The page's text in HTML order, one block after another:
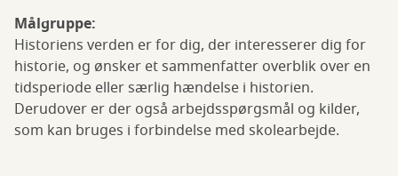
Målgruppe:
Historiens verden er for dig, der interesserer dig for
historie, og ønsker et sammenfatter overblik over en
tidsperiode eller særlig hændelse i historien.
Derudover er der også arbejdsspørgsmål og kilder,
som kan bruges i forbindelse med skolearbejde.